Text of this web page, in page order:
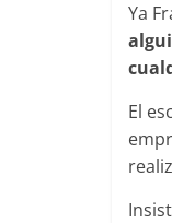
Ya
El